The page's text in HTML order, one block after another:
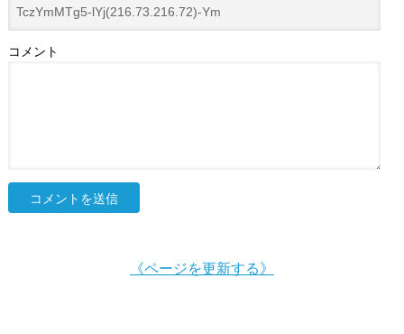
コメント
《ページを更新する》